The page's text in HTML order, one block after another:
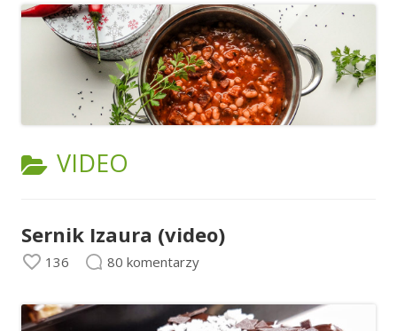
KATEGORIA:
VIDEO
Sernik Izaura (video)
136 80 komentarzy